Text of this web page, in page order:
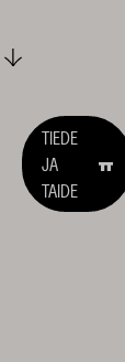
TIEDE
JA
TAIDE